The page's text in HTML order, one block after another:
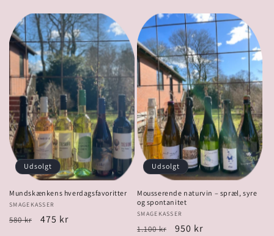
Udsolgt
Mundskænkens hverdagsfavoritter
Forhandler:
SMAGEKASSER
Normalpris
580 kr Udsalgspris
475 kr
Udsolgt
Mousserende naturvin – spræl, syre
og spontanitet
Forhandler:
SMAGEKASSER
Normalpris
1.100 kr Udsalgspris
950 kr